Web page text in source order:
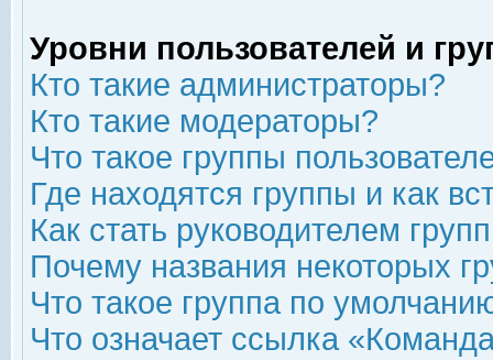
Уровни пользователей и
Кто такие администраторы?
Кто такие модераторы?
Что такое группы
Где находятся группы и как
Как стать руководителем
Почему названия некоторых
Что такое группа по
Что означает ссылка